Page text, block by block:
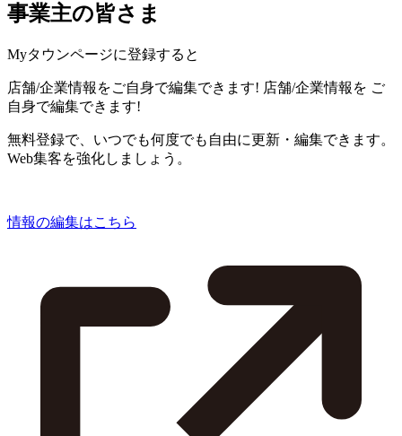
事業主の皆さま
Myタウンページに登録すると
店舗/企業情報をご自身で編集できます! 店舗/企業情報を ご
自身で編集できます!
無料登録で、いつでも何度でも自由に更新・編集できます。
Web集客を強化しましょう。
情報の編集はこちら